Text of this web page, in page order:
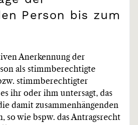
Person bis zum
Anerkennung der
als stimmberechtigte
stimmberechtigter
ihr oder ihm untersagt, das
damit zusammenhängenden
so wie bspw. das Antragsrecht